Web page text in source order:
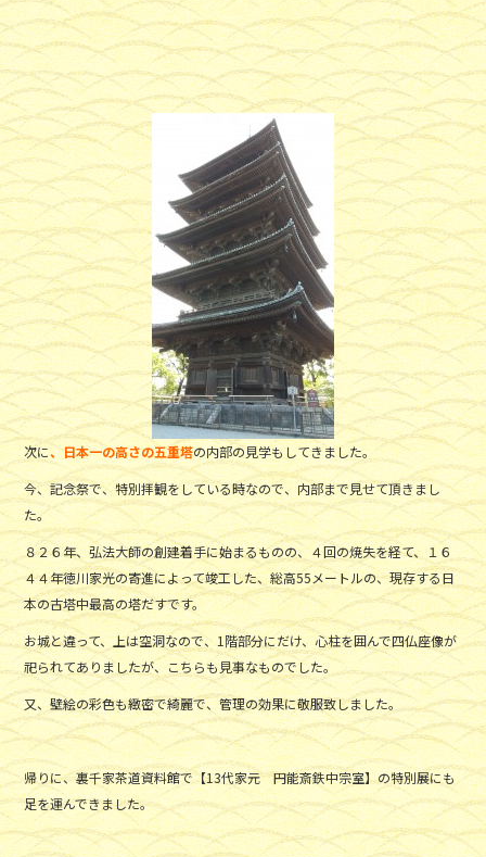
次に、日本一の高さの五重塔の内部の見学もしてきました。
今、記念祭で、特別拝観をしている時なので、内部まで見せて頂きまし
た。
８２６年、弘法大師の創建着手に始まるものの、４回の焼失を経て、１６
４４年徳川家光の寄進によって竣工した、総高55メートルの、現存する日
本の古塔中最高の塔だすです。
お城と違って、上は空洞なので、1階部分にだけ、心柱を囲んで四仏座像が
祀られてありましたが、こちらも見事なものでした。
又、壁絵の彩色も緻密で綺麗で、管理の効果に敬服致しました。
帰りに、裏千家茶道資料館で【13代家元 円能斎鉄中宗室】の特別展にも
足を運んできました。